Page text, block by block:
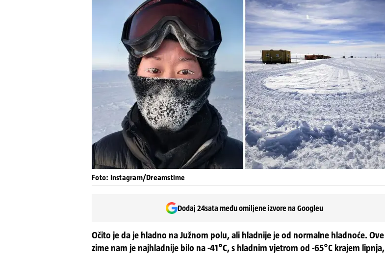
Foto: Instagram/Dreamstime
Dodaj 24sata među omiljene izvore na Googleu
Očito je da je hladno na Južnom polu, ali hladnije je od normalne hladnoće. Ove
zime nam je najhladnije bilo na -41°C, s hladnim vjetrom od -65°C krajem lipnja,